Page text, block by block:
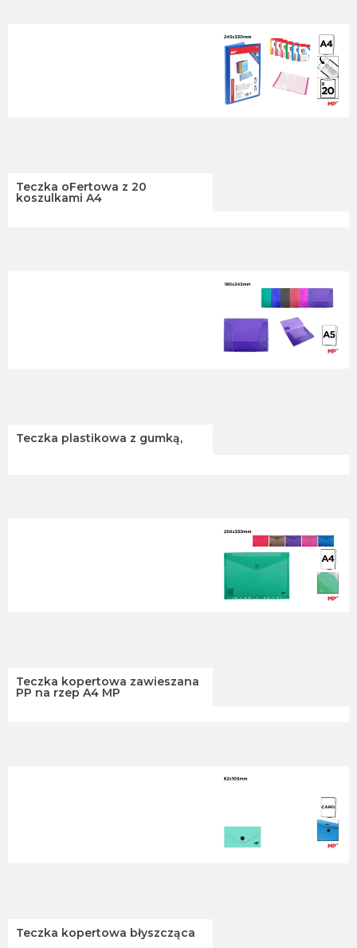
Teczka oFertowa z 20
koszulkami A4
Teczka plastikowa z gumką,
Teczka kopertowa zawieszana
PP na rzep A4 MP
Teczka kopertowa błyszcząca